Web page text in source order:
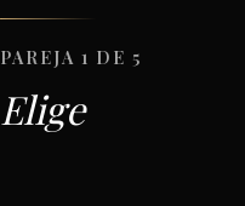
PAREJA 1 DE 5
Elige